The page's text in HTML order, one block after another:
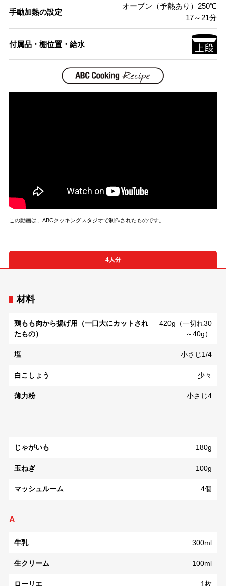
手動加熱の設定
オーブン（予熱あり）250℃
17～21分
付属品・棚位置・給水
この動画は、ABCクッキングスタジオで制作されたものです。
4人分
材料
鶏もも肉から揚げ用（一口大にカットされ
たもの）
420g（一切れ30
～40g）
塩 小さじ1/4
白こしょう 少々
薄力粉 小さじ4
じゃがいも 180g
玉ねぎ 100g
マッシュルーム 4個
A
牛乳 300ml
生クリーム 100ml
ローリエ 1枚